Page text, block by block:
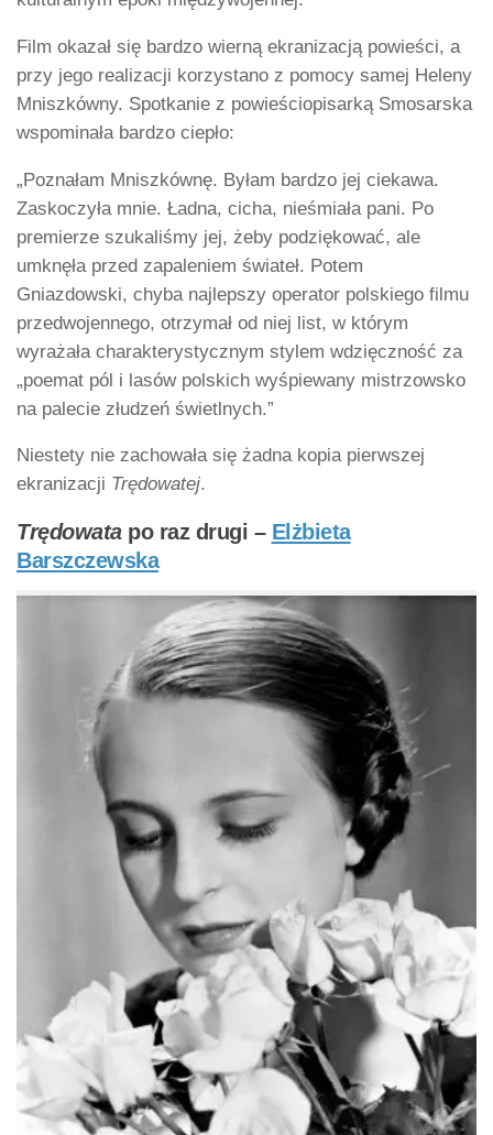
Film okazał się bardzo wierną ekranizacją powieści, a
przy jego realizacji korzystano z pomocy samej Heleny
Mniszkówny. Spotkanie z powieściopisarką Smosarska
wspominała bardzo ciepło:
„Poznałam Mniszkównę. Byłam bardzo jej ciekawa.
Zaskoczyła mnie. Ładna, cicha, nieśmiała pani. Po
premierze szukaliśmy jej, żeby podziękować, ale
umknęła przed zapaleniem świateł. Potem
Gniazdowski, chyba najlepszy operator polskiego filmu
przedwojennego, otrzymał od niej list, w którym
wyrażała charakterystycznym stylem wdzięczność za
„poemat pól i lasów polskich wyśpiewany mistrzowsko
na palecie złudzeń świetlnych.”
Niestety nie zachowała się żadna kopia pierwszej
ekranizacji Trędowatej.
Trędowatapo raz drugi – Elżbieta
Barszczewska